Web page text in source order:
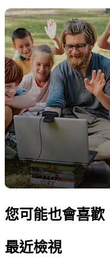
您可能也會喜歡
最近檢視